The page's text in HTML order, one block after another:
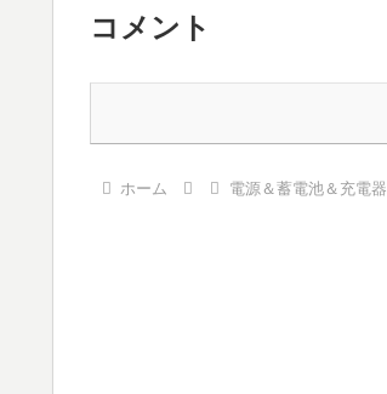
コメント
ホーム 電源＆蓄電池＆充電器